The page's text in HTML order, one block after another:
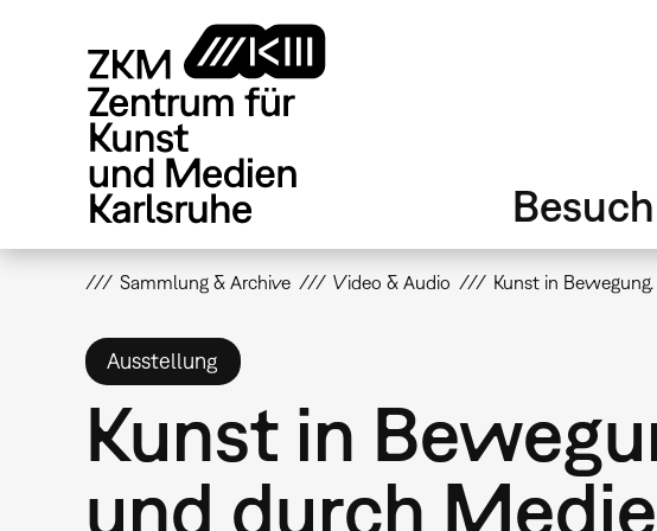
Besuch
Sammlung & Archive Video & Audio Kunst in
Ausstellung
Kunst in
und durch